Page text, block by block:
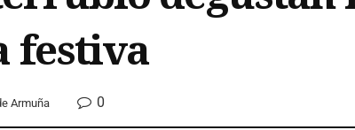
festiva
Armuña 0